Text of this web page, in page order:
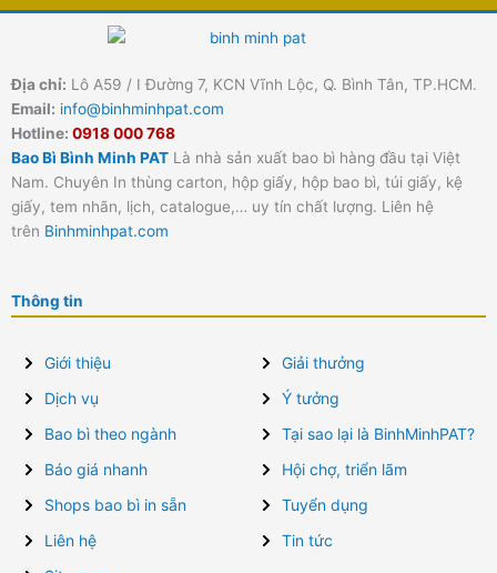
Địa chỉ: Lô A59 / I Đường 7, KCN Vĩnh Lộc, Q. Bình Tân, TP.HCM.
Email: info@binhminhpat.com
Hotline: 0918 000 768
Bao Bì Bình Minh PAT Là nhà sản xuất bao bì hàng đầu tại Việt
Nam. Chuyên In thùng carton, hộp giấy, hộp bao bì, túi giấy, kệ
giấy, tem nhãn, lịch, catalogue,… uy tín chất lượng. Liên hệ
trên Binhminhpat.com
Thông tin
Giới thiệu
Dịch vụ
Bao bì theo ngành
Báo giá nhanh
Shops bao bì in sẵn
Liên hệ
Giải thưởng
Ý tưởng
Tại sao lại là BinhMinhPAT?
Hội chợ, triển lãm
Tuyển dụng
Tin tức